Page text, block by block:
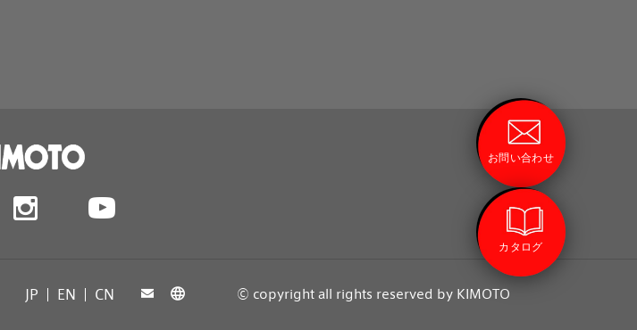
JP EN CN © copyright all rights reserved by KIMOTO
お問い合わせ
カタログ